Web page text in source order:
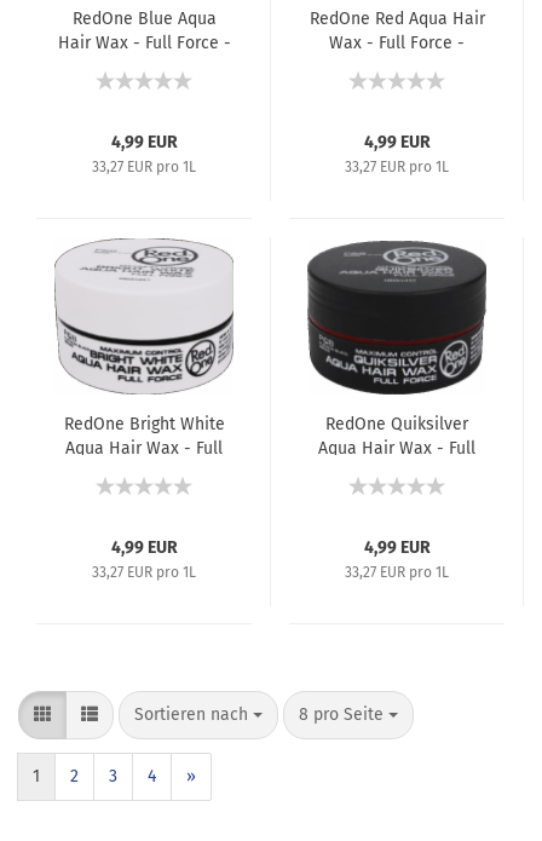
RedOne Blue Aqua
Hair Wax - Full Force -
4,99 EUR
33,27 EUR pro 1L
RedOne Red Aqua Hair
Wax - Full Force -
4,99 EUR
33,27 EUR pro 1L
RedOne Bright White
Aqua Hair Wax - Full
150 ml
4,99 EUR
33,27 EUR pro 1L
RedOne Quiksilver
Aqua Hair Wax - Full
150 ml
4,99 EUR
33,27 EUR pro 1L
Sortieren nach 8 pro Seite
1 2 3 4 »